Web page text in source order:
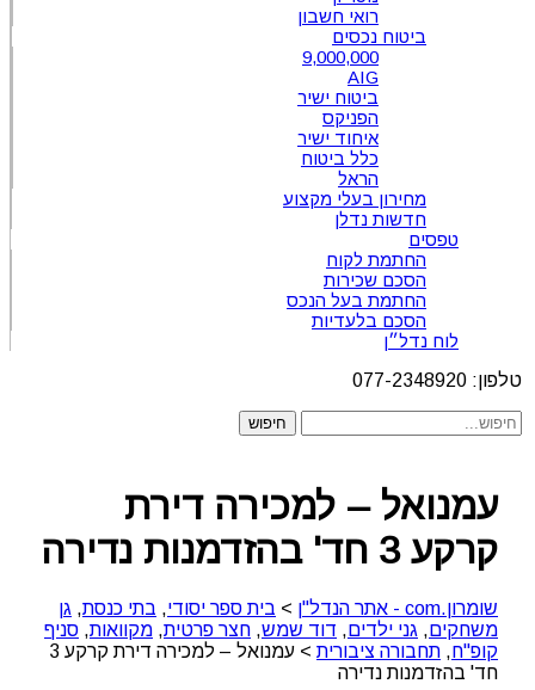
רואי חשבון
ביטוח נכסים
9,000,000
AIG
ביטוח ישיר
הפניקס
איחוד ישיר
כלל ביטוח
הראל
מחירון בעלי מקצוע
חדשות נדלן
טפסים
החתמת לקוח
הסכם שכירות
החתמת בעל הנכס
הסכם בלעדיות
לוח נדל״ן
טלפון: 077-2348920
עמנואל – למכירה דירת
קרקע 3 חד' בהזדמנות נדירה
שומרון.com - אתר הנדל"ן > בית ספר יסודי, בתי כנסת, גן
משחקים, גני ילדים, דוד שמש, חצר פרטית, מקוואות, סניף
קופ"ח, תחבורה ציבורית >
עמנואל – למכירה דירת קרקע 3
חד' בהזדמנות נדירה